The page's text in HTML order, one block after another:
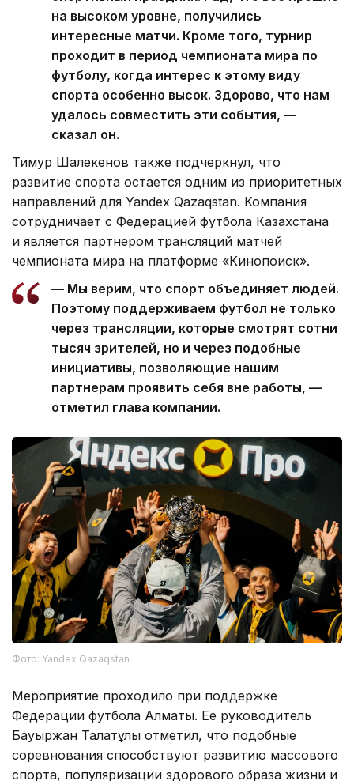
на высоком уровне, получились
интересные матчи. Кроме того, турнир
проходит в период чемпионата мира по
футболу, когда интерес к этому виду
спорта особенно высок. Здорово, что нам
удалось совместить эти события, —
сказал он.
Тимур Шалекенов также подчеркнул, что
развитие спорта остается одним из приоритетных
направлений для Yandex Qazaqstan. Компания
сотрудничает с Федерацией футбола Казахстана
и является партнером трансляций матчей
чемпионата мира на платформе «Кинопоиск».
— Мы верим, что спорт объединяет людей.
Поэтому поддерживаем футбол не только
через трансляции, которые смотрят сотни
тысяч зрителей, но и через подобные
инициативы, позволяющие нашим
партнерам проявить себя вне работы, —
отметил глава компании.
Фото: Yandex Qazaqstan
Мероприятие проходило при поддержке
Федерации футбола Алматы. Ее руководитель
Бауыржан Талғатұлы отметил, что подобные
соревнования способствуют развитию массового
спорта, популяризации здорового образа жизни и